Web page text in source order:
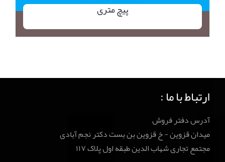
پیچ متری
ارتباط با ما :
آدرس دفتر فروش
میدان قزوین - خ قزوین بن بست دکتر نجم آبادی
مجتمع تجاری شهاب الدین طبقه اول پلاک ۱۱۷